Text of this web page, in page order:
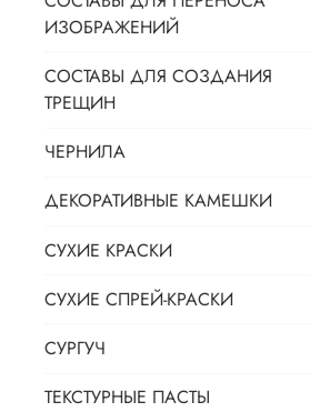
ИЗОБРАЖЕНИЙ
СОСТАВЫ ДЛЯ СОЗДАНИЯ
ТРЕЩИН
ЧЕРНИЛА
ДЕКОРАТИВНЫЕ КАМЕШКИ
СУХИЕ КРАСКИ
СУХИЕ СПРЕЙ-КРАСКИ
СУРГУЧ
ТЕКСТУРНЫЕ ПАСТЫ